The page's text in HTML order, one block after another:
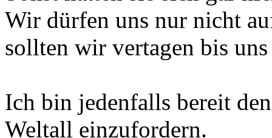
Wir dürfen uns nur nicht
sollten wir vertagen bis
Ich bin jedenfalls bereit
Weltall einzufordern.